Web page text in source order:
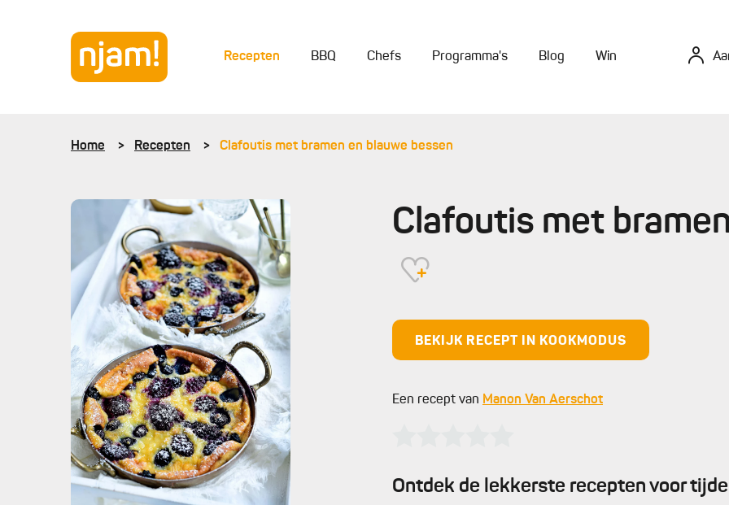
Recepten BBQ Chefs Programma's Blog Win
Home Recepten Clafoutis met bramen en blauwe bessen
Clafoutis met
BEKIJK RECEPT IN KOOKMODUS
Een recept van Manon Van Aerschot
Ontdek de lekkerste recepten voor